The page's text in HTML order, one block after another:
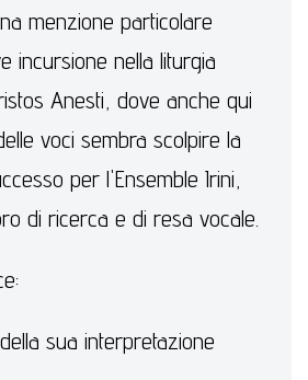
menzione particolare
incursione nella liturgia
Anesti, dove anche qui
voci sembra scolpire la
per l'Ensemble Irini,
di ricerca e di resa vocale.
sua interpretazione